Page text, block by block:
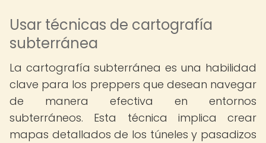
Usar técnicas de cartografía
subterránea
La cartografía subterránea es una habilidad
clave para los preppers que desean navegar
de manera efectiva en entornos
subterráneos. Esta técnica implica crear
mapas detallados de los túneles y pasadizos